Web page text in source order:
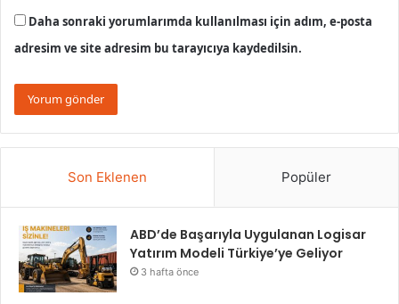
Daha sonraki yorumlarımda kullanılması için adım, e-posta
adresim ve site adresim bu tarayıcıya kaydedilsin.
Son Eklenen Popüler
ABD’de Başarıyla Uygulanan Logisar
Yatırım Modeli Türkiye’ye Geliyor
3 hafta önce